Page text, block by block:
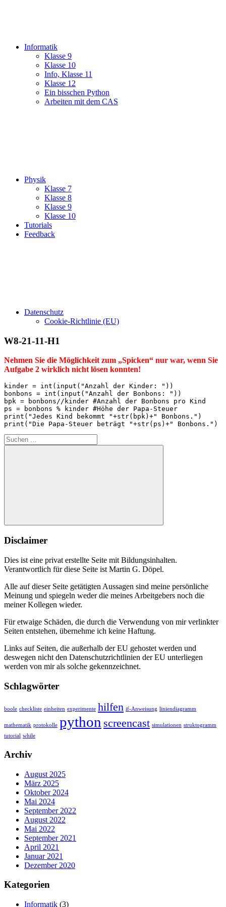
Informatik
Klasse 9
Klasse 10
Info, Klasse 11
Klasse 12
Ein bisschen Python
Arbeiten mit dem CAS
Physik
Klasse 7
Klasse 8
Klasse 9
Klasse 10
Tutorials
Feedback
Datenschutz
Cookie-Richtlinie (EU)
W8-21-11-H1
Nehmen Sie die Möglichkeit zum „Spicken“ nur war, wenn Sie
Aufgabe 2 wirklich nicht lösen konnten!
kinder = int(input("Anzahl der Kinder: "))
bonbons = int(input("Anzahl der Bonbons: "))
bpk = bonbons//kinder #Anzahl der Bonbons pro Kind
ps = bonbons % kinder #Höhe der Papa-Steuer
print("Jedes Kind bekommt "+str(bpk)+" Bonbons.")
print("Die Papa-Steuer beträgt "+str(ps)+" Bonbons.")
Suchen
nach:
Suchen
Disclaimer
Dies ist eine privat erstellte Seite mit Bildungsinhalten.
Verantwortlich für diese Seite ist Martin G. Döpel.
Alle auf dieser Seite getätigten Aussagen sind meine persönliche
Meinung und spiegeln weder die meines Arbeitgebers noch die
meiner Kollegen wieder.
Für etwaige Schäden, die durch die Verwendung von mir verlinkter
Seiten entstehen, übernehme ich keine Haftung.
Links auf Seiten, die außerhalb der EU gehostet werden und
deswegen nicht den Datenschutzrichtlinien der EU unterliegen
werden von mir als solche gekennzeichnet.
Schlagwörter
boole checkliste einheiten experimente hilfen if-Anweisung liniendiagramm
mathematik protokolle python screencast simulationen struktogramm
tutorial while
Archiv
August 2025
März 2025
Oktober 2024
Mai 2024
September 2022
August 2022
Mai 2022
September 2021
April 2021
Januar 2021
Dezember 2020
Kategorien
Informatik (3)